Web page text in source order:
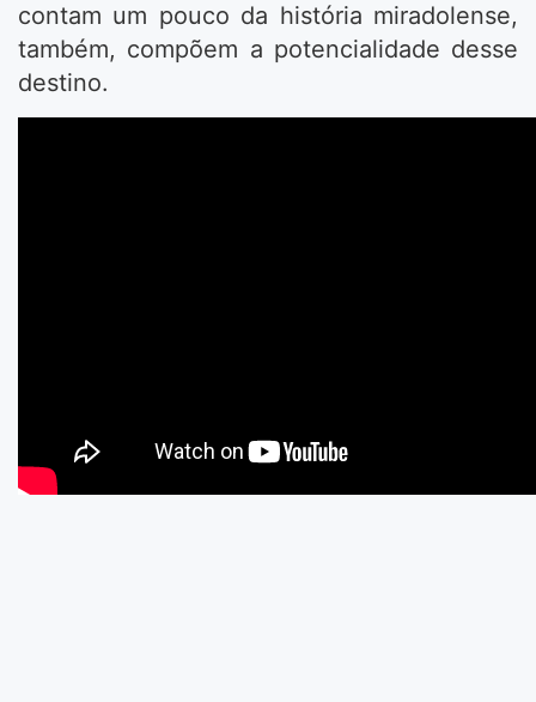
contam um pouco da história miradolense,
também, compõem a potencialidade desse
destino.